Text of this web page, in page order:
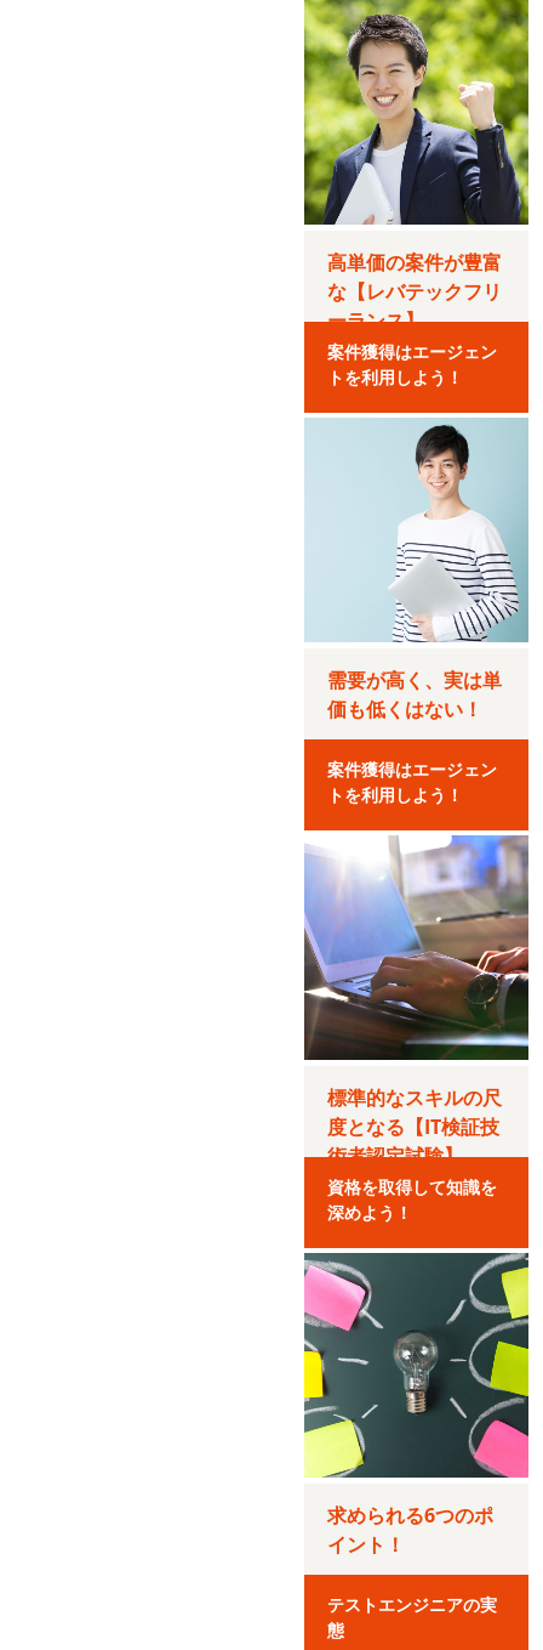
高単価の案件が豊富
な【レバテックフリ
ーランス】
案件獲得はエージェン
トを利用しよう！
需要が高く、実は単
価も低くはない！
案件獲得はエージェン
トを利用しよう！
標準的なスキルの尺
度となる【IT検証技
術者認定試験】
資格を取得して知識を
深めよう！
求められる6つのポ
イント！
テストエンジニアの実
態